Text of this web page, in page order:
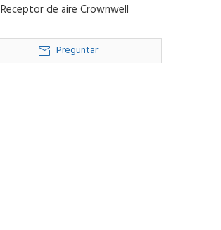
Receptor de aire Crownwell
Preguntar